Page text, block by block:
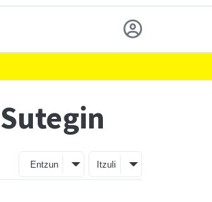
Entzun Itzuli